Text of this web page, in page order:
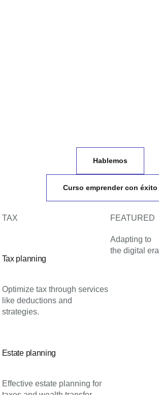
Hablemos
Curso emprender con éxito
TAX
Tax planning
Optimize tax through services
like deductions and
strategies.
Estate planning
Effective estate planning for
FEATURED
Adapting to
the digital era